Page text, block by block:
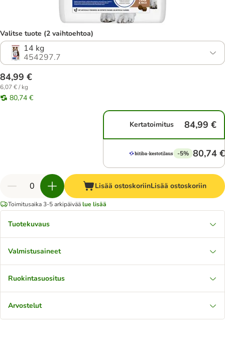
Valitse tuote (2 vaihtoehtoa)
14 kg
454297.7
84,99 €
6,07 € / kg
80,74 €
Kertatoimitus 84,99 €
-5% 80,74 €
Lisää ostoskoriinLisää ostoskoriin
Toimitusaika 3-5 arkipäiväälue lisää
Tuotekuvaus
Valmistusaineet
Ruokintasuositus
Arvostelut